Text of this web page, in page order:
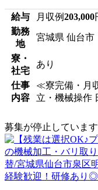
給与 月収例203,000
勤務
地
宮城県 仙台市
寮・
社宅
あり
仕事
内容
≪寮完備・月
立・機械操作
募集が停止しています